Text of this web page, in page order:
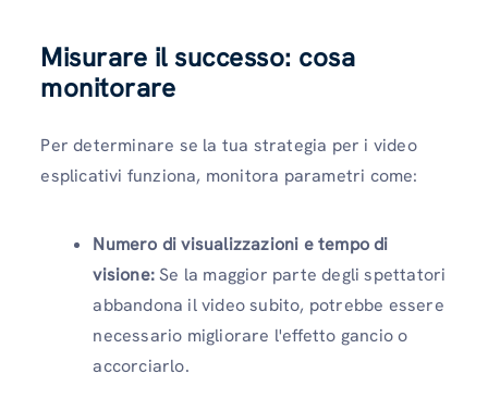
Misurare il successo: cosa
monitorare
Per determinare se la tua strategia per i video
esplicativi funziona, monitora parametri come:
Numero di visualizzazioni e tempo di
visione:Se la maggior parte degli spettatori
abbandona il video subito, potrebbe essere
necessario migliorare l'effetto gancio o
accorciarlo.